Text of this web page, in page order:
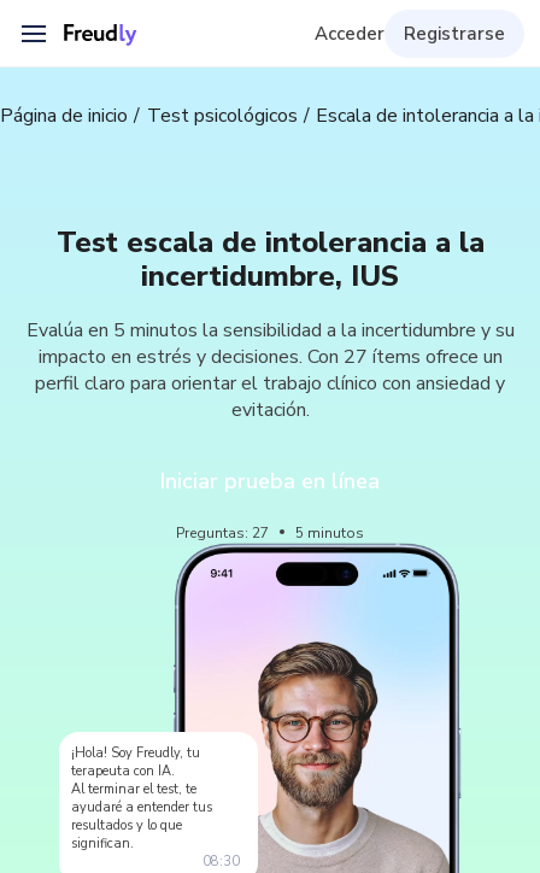
Acceder Registrarse
Página de inicio Test psicológicos Escala de intolerancia a
Test escala de intolerancia a la
incertidumbre, IUS
Evalúa en 5 minutos la sensibilidad a la incertidumbre y su
impacto en estrés y decisiones. Con 27 ítems ofrece un
perfil claro para orientar el trabajo clínico con ansiedad y
evitación.
Iniciar prueba en línea
Preguntas: 27 5 minutos
¡Hola! Soy Freudly, tu
terapeuta con IA.
Al terminar el test, te
ayudaré a entender tus
resultados y lo que
significan.
08:30